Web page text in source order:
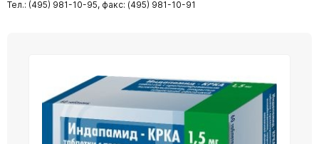
Тел.: (495) 981-10-95, факс: (495) 981-10-91